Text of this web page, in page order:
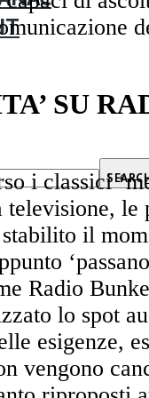
SU
i classici
le
stabilito il
Radio
lo spot
esigenze,
vengono